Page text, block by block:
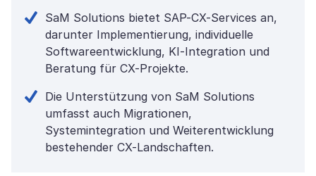
SaM Solutions bietet SAP-CX-Services an,
darunter Implementierung, individuelle
Softwareentwicklung, KI-Integration und
Beratung für CX-Projekte.
Die Unterstützung von SaM Solutions
umfasst auch Migrationen,
Systemintegration und Weiterentwicklung
bestehender CX-Landschaften.